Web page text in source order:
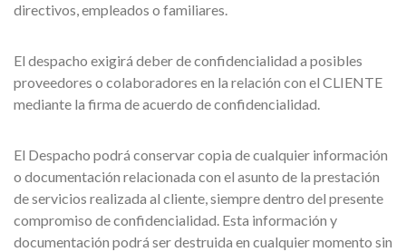
directivos, empleados o familiares.
El despacho exigirá deber de confidencialidad a posibles
proveedores o colaboradores en la relación con el CLIENTE
mediante la firma de acuerdo de confidencialidad.
El Despacho podrá conservar copia de cualquier información
o documentación relacionada con el asunto de la prestación
de servicios realizada al cliente, siempre dentro del presente
compromiso de confidencialidad. Esta información y
documentación podrá ser destruida en cualquier momento sin